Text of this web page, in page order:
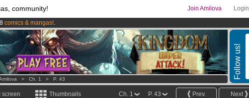
community! Login
Join Amilova
comics & mangas!.
per month !Get membership now
Follow us!
> Ch. 1 > P. 43
screen Thumbnails Next
Prev.
P. 43
Ch. 1